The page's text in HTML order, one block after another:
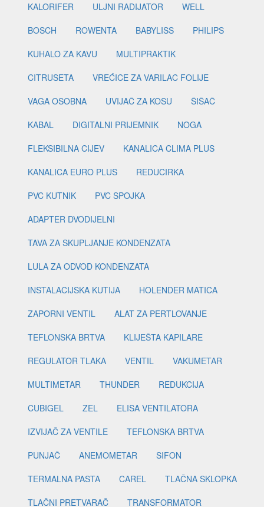
KALORIFER
ULJNI RADIJATOR
WELL
BOSCH
ROWENTA BABYLISS
PHILIPS
KUHALO ZA KAVU
MULTIPRAKTIK
CITRUSETA
VREĆICE ZA VARILAC FOLIJE
VAGA OSOBNA
UVIJAČ ZA KOSU
ŠIŠAČ
KABAL
DIGITALNI PRIJEMNIK
NOGA
FLEKSIBILNA CIJEV
KANALICA CLIMA PLUS
KANALICA EURO PLUS
REDUCIRKA
PVC KUTNIK
PVC SPOJKA
ADAPTER DVODIJELNI
TAVA ZA SKUPLJANJE KONDENZATA
LULA ZA ODVOD KONDENZATA
INSTALACIJSKA KUTIJA
HOLENDER MATICA
ZAPORNI VENTIL
ALAT ZA PERTLOVANJE
TEFLONSKA BRTVA
KLIJEŠTA KAPILARE
REGULATOR TLAKA
VENTIL
VAKUMETAR
MULTIMETAR
THUNDER
REDUKCIJA
CUBIGEL
ZEL
ELISA VENTILATORA
IZVIJAČ ZA VENTILE
TEFLONSKA BRTVA
PUNJAČ
ANEMOMETAR
SIFON
TERMALNA PASTA
CAREL
TLAČNA SKLOPKA
TLAČNI PRETVARAČ
TRANSFORMATOR